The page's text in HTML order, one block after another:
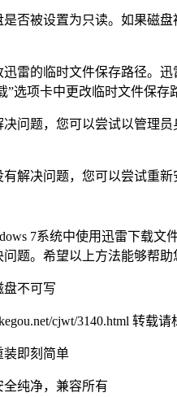
否被设置为只读。如果磁
雷的临时文件保存路径。
”选项卡中更改临时文件保存
问题，您可以尝试以管理
解决问题，您可以尝试重
7系统中使用迅雷下载
题。希望以上方法能够帮
盘不可写
cjwt/3140.html 转载请
装即刻简单
纯净，兼容所有